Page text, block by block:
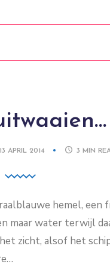
13 APRIL 2014 3 MIN
hemel, een
maar water terwijl
zicht, alsof het